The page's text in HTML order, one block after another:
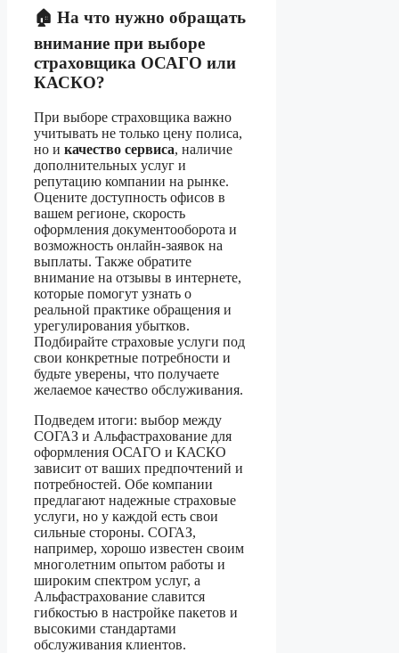
🏠 На что нужно обращать
внимание при выборе
страховщика ОСАГО или
КАСКО?
При выборе страховщика важно
учитывать не только цену полиса,
но и качество сервиса, наличие
дополнительных услуг и
репутацию компании на рынке.
Оцените доступность офисов в
вашем регионе, скорость
оформления документооборота и
возможность онлайн-заявок на
выплаты. Также обратите
внимание на отзывы в интернете,
которые помогут узнать о
реальной практике обращения и
урегулирования убытков.
Подбирайте страховые услуги под
свои конкретные потребности и
будьте уверены, что получаете
желаемое качество обслуживания.
Подведем итоги: выбор между
СОГАЗ и Альфастрахование для
оформления ОСАГО и КАСКО
зависит от ваших предпочтений и
потребностей. Обе компании
предлагают надежные страховые
услуги, но у каждой есть свои
сильные стороны. СОГАЗ,
например, хорошо известен своим
многолетним опытом работы и
широким спектром услуг, а
Альфастрахование славится
гибкостью в настройке пакетов и
высокими стандартами
обслуживания клиентов.